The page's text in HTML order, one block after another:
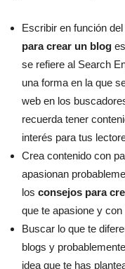
Escribir en función
para crear un blog
se refiere al Search
una forma en la que
web en los
recuerda tener
interés para tus
Crea contenido con
apasionan
los consejos para
que te apasione y
Buscar lo que te
blogs y
idea que te has